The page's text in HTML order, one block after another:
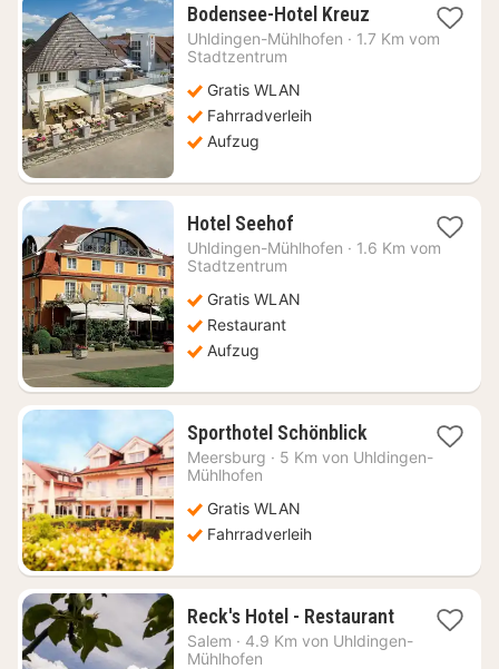
Bodensee-Hotel Kreuz1
Nacht
Uhldingen-Mühlhofen · 1.7 Km vom
Stadtzentrum
Gratis WLAN
Fahrradverleih
Aufzug
Hotel Seehof1
Nacht
€
Uhldingen-Mühlhofen · 1.6 Km vom
Stadtzentrum
Gratis WLAN
Restaurant
Aufzug
Sporthotel Schönblick1
Nacht
Meersburg · 5 Km von Uhldingen-
Mühlhofen
Gratis WLAN
Fahrradverleih
Reck's Hotel - Restaurant1
Nacht
Salem · 4.9 Km von Uhldingen-
Mühlhofen